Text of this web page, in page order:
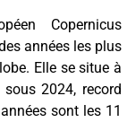
Copernicus
années les plus
Elle se situe à
sous 2024, record
sont les 11